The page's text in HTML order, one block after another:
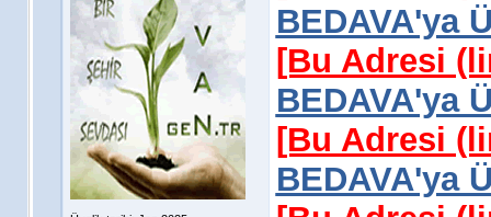
BEDAVA'ya
[Bu Adresi
BEDAVA'ya
[Bu Adresi
BEDAVA'ya